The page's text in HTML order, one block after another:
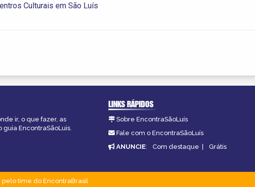
Culturais em São Luís
ir, o que fazer, as
EncontraSãoLuis.
LINKS RÁPIDOS
Sobre EncontraSãoLuís
Fale com o EncontraSãoLuís
ANUNCIE: Com destaque | Grátis
pelo time do EncontraBrasil